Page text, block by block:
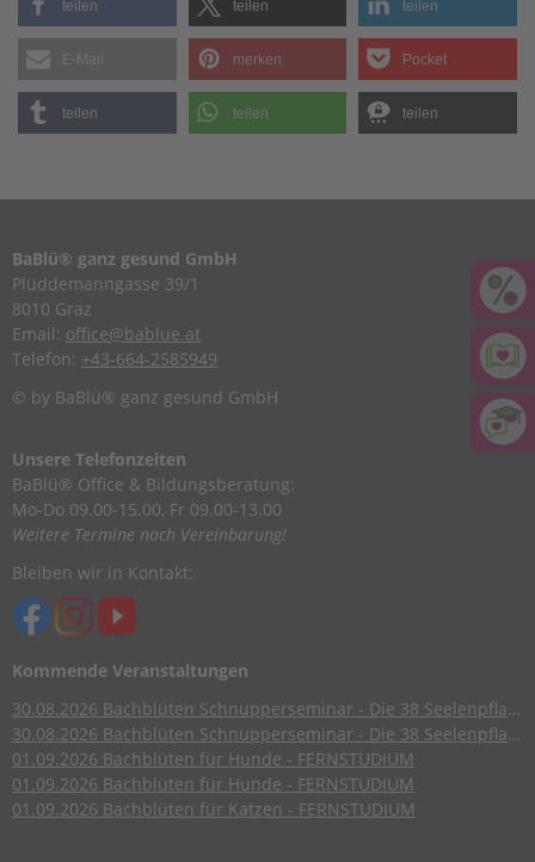
teilen teilen teilen
E-Mail merken Pocket
teilen teilen teilen
BaBlü® ganz gesund GmbH
Plüddemanngasse 39/1
8010 Graz
Email: office@bablue.at
Telefon: +43-664-2585949
© by BaBlü® ganz gesund GmbH
Unsere Telefonzeiten
BaBlü® Office & Bildungsberatung:
Mo-Do 09.00-15.00, Fr 09.00-13.00
Weitere Termine nach Vereinbarung!
Bleiben wir in Kontakt:
Kommende Veranstaltungen
30.08.2026 Bachblüten Schnupperseminar - Die 38 Seelenpflanzen nach Dr. Edward Bach
30.08.2026 Bachblüten Schnupperseminar - Die 38 Seelenpflanzen nach Dr. Edward Bach
01.09.2026 Bachblüten für Hunde - FERNSTUDIUM
01.09.2026 Bachblüten für Hunde - FERNSTUDIUM
01.09.2026 Bachblüten für Katzen - FERNSTUDIUM